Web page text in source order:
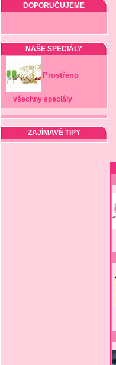
DOPORUČUJEME
NAŠE SPECIÁLY
Prostřeno
všechny speciály
ZAJÍMAVÉ TIPY